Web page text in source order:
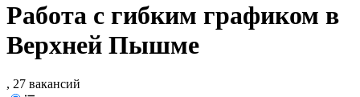
Работа с гибким графиком в
Верхней Пышме
, 27 вакансий